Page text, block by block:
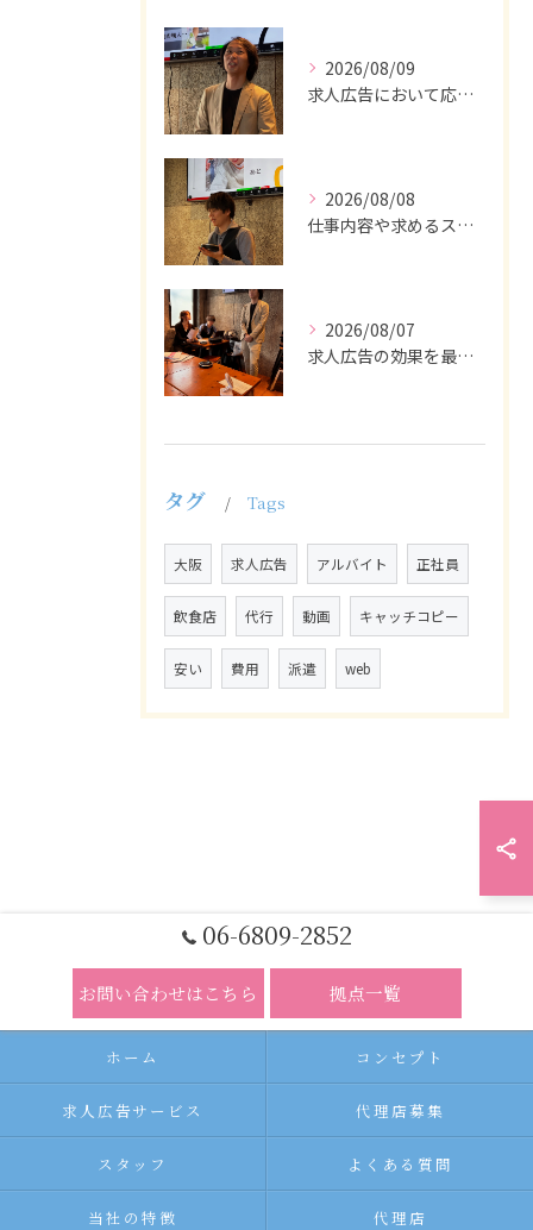
2026/08/09
求人広告において応募者の質を大きく左右するのは、求人内容の充...
2026/08/08
仕事内容や求めるスキルを明確にし、ターゲット層に響くメッセー...
2026/08/07
求人広告の効果を最大化するために最も重要なのは、掲載タイミン...
タグ Tags
大阪 求人広告 アルバイト 正社員
飲食店 代行 動画 キャッチコピー
安い 費用 派遣 web
06-6809-2852
お問い合わせはこちら 拠点一覧
ホーム コンセプト
求人広告サービス 代理店募集
スタッフ よくある質問
当社の特徴 代理店